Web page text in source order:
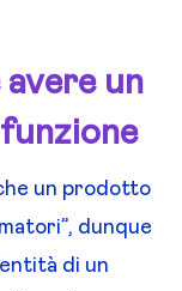
un
un prodotto
dunque
di un